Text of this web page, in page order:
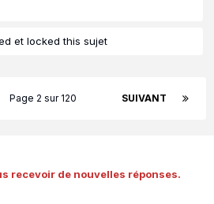
et locked this sujet
SUIVANT
Page 2 sur 120
recevoir de nouvelles réponses.